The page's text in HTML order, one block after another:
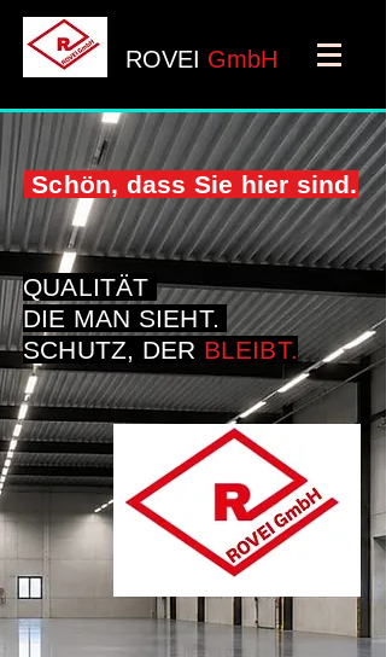
ROVEI GmbH
Schön, dass Sie hier sind.
QUALITÄT
DIE MAN SIEHT.
SCHUTZ, DER BLEIBT.